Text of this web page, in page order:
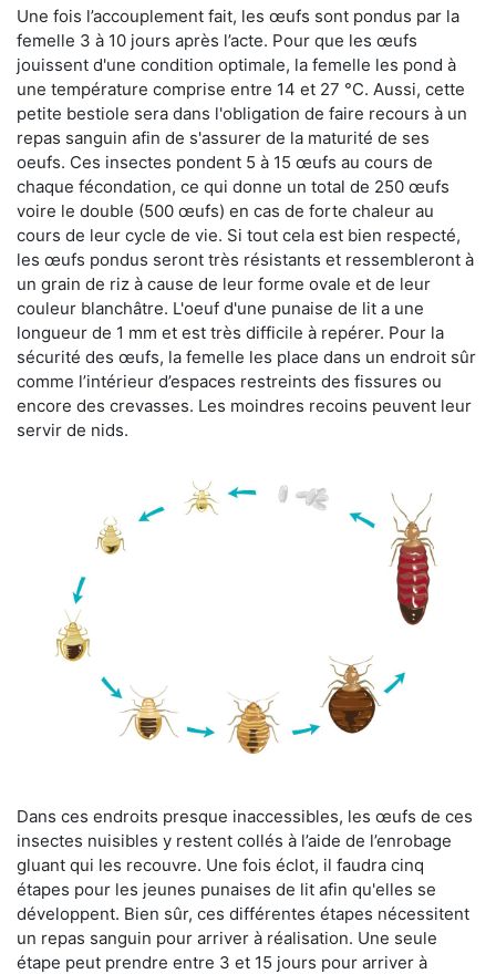
Une fois l’accouplement fait, les œufs sont pondus par la
femelle 3 à 10 jours après l’acte. Pour que les œufs
jouissent d'une condition optimale, la femelle les pond à
une température comprise entre 14 et 27 °C. Aussi, cette
petite bestiole sera dans l'obligation de faire recours à un
repas sanguin afin de s'assurer de la maturité de ses
oeufs. Ces insectes pondent 5 à 15 œufs au cours de
chaque fécondation, ce qui donne un total de 250 œufs
voire le double (500 œufs) en cas de forte chaleur au
cours de leur cycle de vie. Si tout cela est bien respecté,
les œufs pondus seront très résistants et ressembleront à
un grain de riz à cause de leur forme ovale et de leur
couleur blanchâtre. L'oeuf d'une punaise de lit a une
longueur de 1 mm et est très difficile à repérer. Pour la
sécurité des œufs, la femelle les place dans un endroit sûr
comme l’intérieur d’espaces restreints des fissures ou
encore des crevasses. Les moindres recoins peuvent leur
servir de nids.
Dans ces endroits presque inaccessibles, les œufs de ces
insectes nuisibles y restent collés à l’aide de l’enrobage
gluant qui les recouvre. Une fois éclot, il faudra cinq
étapes pour les jeunes punaises de lit afin qu'elles se
développent. Bien sûr, ces différentes étapes nécessitent
un repas sanguin pour arriver à réalisation. Une seule
étape peut prendre entre 3 et 15 jours pour arriver à